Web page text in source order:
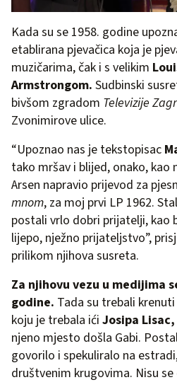
Kada su se 1958. godine
etablirana pjevačica koja je
muzičarima, čak i s velikim
Armstrongom. Sudbinski
bivšom zgradom Televizije
Zvonimirove ulice.
“Upoznao nas je tekstopisac
tako mršav i blijed, onako, kao
Arsen napravio prijevod za
mnom, za moj prvi LP 1962.
postali vrlo dobri prijatelji, kao
lijepo, nježno prijateljstvo”,
prilikom njihova susreta.
Za njihovu vezu u medijima
godine. Tada su trebali krenuti
koju je trebala ići Josipa Lisac,
njeno mjesto došla Gabi.
govorilo i spekuliralo na
društvenim krugovima. Nisu se